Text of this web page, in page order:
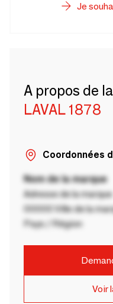
Je
A propos de
LAVAL 1878
Coordonnées
Nom de la marque
Adresse de la marque
00000 Ville de la
Pays / Région
Voir